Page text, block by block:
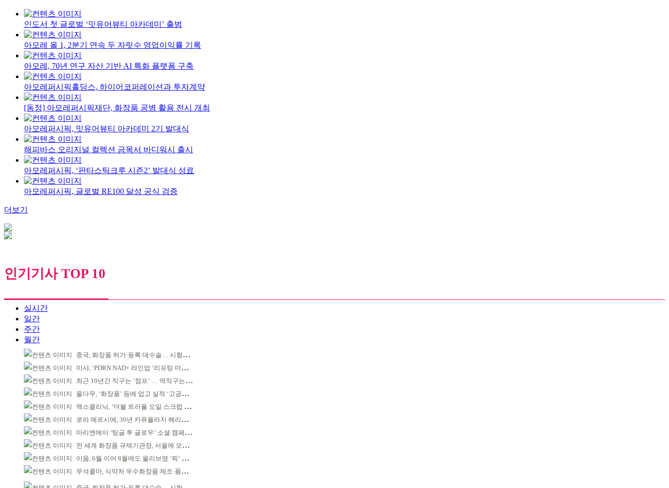
인도서 첫 글로벌 ‘밋유어뷰티 아카데미’ 출범
아모레 올 1, 2분기 연속 두 자릿수 영업이익률 기록
아모레, 70년 연구 자산 기반 AI 특화 플랫폼 구축
아모레퍼시픽홀딩스, 하이어코퍼레이션과 투자계약
[동정] 아모레퍼시픽재단, 화장품 공병 활용 전시 개최
아모레퍼시픽, 밋유어뷰티 아카데미 2기 발대식
해피바스 오리지널 컬렉션 금목서 바디워시 출시
아모레퍼시픽, ‘판타스틱크루 시즌2’ 발대식 성료
아모레퍼시픽, 글로벌 RE100 달성 공식 검증
더보기
인기기사 TOP 10
실시간
일간
주간
월간
중국, 화장품 허가·등록 대수술… 시험자료 공용 허용
미샤, ‘PDRN NAD+ 라인업 ‘리프팅 마스크’ 출시
최근 10년간 직구는 ‘점프’ … 역직구는 ‘부침’
올다무, ‘화장품’ 등에 업고 실적 ‘고공비행’
맥스클리닉, ‘더블 트러플 오일 스크럽 바디 워시’ 공개
로라 메르시에, 30년 카뮤플라지 헤리티지 담아
마리엔메이 ‘팅글 투 글로우’ 소셜 캠페인 성공
전 세계 화장품 규제기관장, 서울에 모인다
이옴, 6월 이어 8월에도 올리브영 ‘픽’ 선정
무석콜마, 식약처 우수화장품 제조·품질관리 체계 인정